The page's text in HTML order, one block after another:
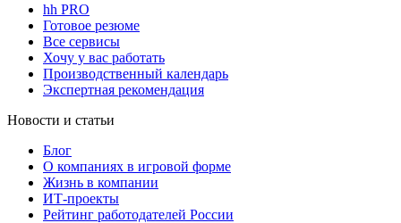
hh PRO
Готовое резюме
Все сервисы
Хочу у вас работать
Производственный календарь
Экспертная рекомендация
Новости и статьи
Блог
О компаниях в игровой форме
Жизнь в компании
ИТ-проекты
Рейтинг работодателей России